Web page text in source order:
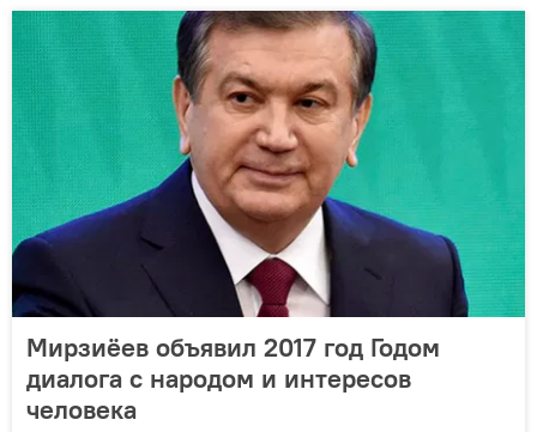
Мирзиёев объявил 2017 год Годом
диалога с народом и интересов
человека